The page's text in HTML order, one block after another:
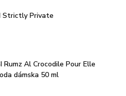
Strictly Private
Rumz Al Crocodile Pour Elle
dámska 50 ml